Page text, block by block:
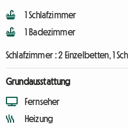
1 Schlafzimmer
1 Badezimmer
Schlafzimmer :2 Einzelbetten, 1
Grundausstattung
Fernseher
Heizung